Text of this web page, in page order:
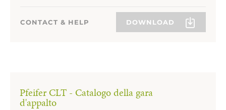
CONTACT & HELP DOWNLOAD
Pfeifer CLT - Catalogo della gara
d'appalto